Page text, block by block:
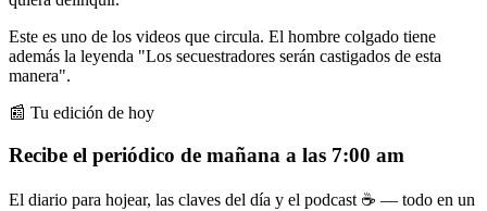
Este es uno de los videos que circula. El hombre colgado tiene
además la leyenda "Los secuestradores serán castigados de esta
manera".
📰 Tu edición de hoy
Recibe el periódico de mañana a las 7:00 am
El diario para hojear, las claves del día y el podcast ☕ — todo en un